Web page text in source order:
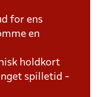
for ens
en
holdkort
spilletid -